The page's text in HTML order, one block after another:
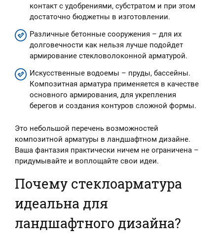
контакт с удобрениями, субстратом и при этом
достаточно бюджетны в изготовлении.
Различные бетонные сооружения – для их
долговечности как нельзя лучше подойдет
армирование стекловолоконной арматурой.
Искусственные водоемы – пруды, бассейны.
Композитная арматура применяется в качестве
основного армирования, для укрепления
берегов и создания контуров сложной формы.
Это небольшой перечень возможностей
композитной арматуры в ландшафтном дизайне.
Ваша фантазия практически ничем не ограничена –
придумывайте и воплощайте свои идеи.
Почему стеклоарматура
идеальна для
ландшафтного дизайна?